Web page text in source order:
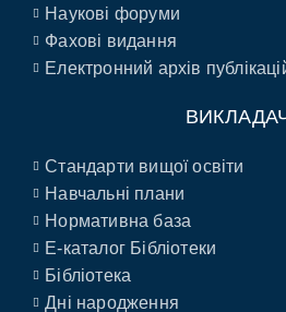
Наукові форуми
Фахові видання
Електронний архів
Стандарти вищої освіти
Навчальні плани
Нормативна база
E-каталог Бібліотеки
Бібліотека
Дні народження